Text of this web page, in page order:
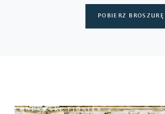
POBIERZ BROSZURĘ
LONDYŃSKI PIONIER